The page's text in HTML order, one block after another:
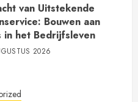
van Uitstekende
Bouwen aan
in het Bedrijfsleven
2026